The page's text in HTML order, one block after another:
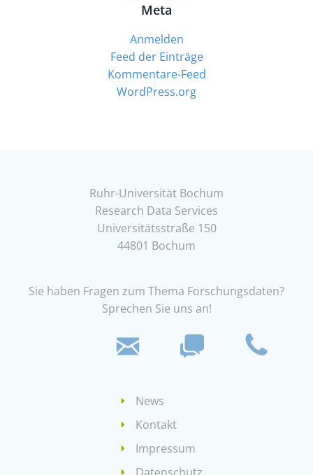
Meta
Anmelden
Feed der Einträge
Kommentare-Feed
WordPress.org
Ruhr-Universität Bochum
Research Data Services
Universitätsstraße 150
44801 Bochum
Sie haben Fragen zum Thema Forschungsdaten?
Sprechen Sie uns an!
News
Kontakt
Impressum